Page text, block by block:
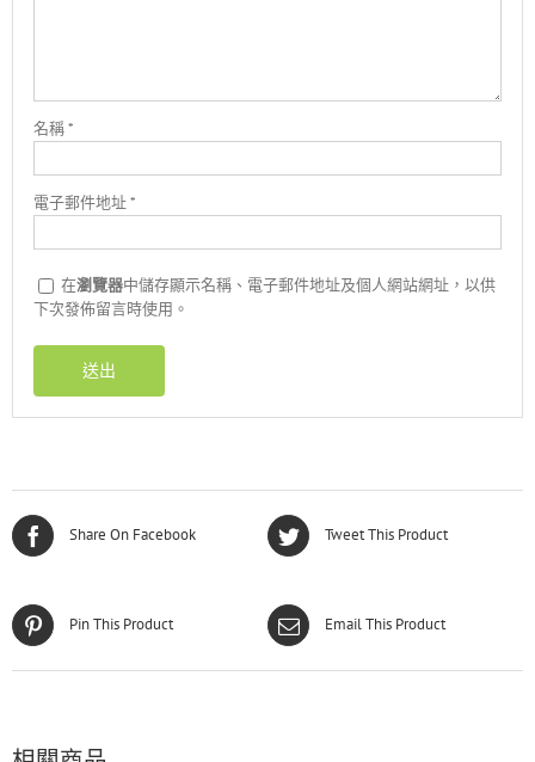
名稱*
電子郵件地址*
在瀏覽器中儲存顯示名稱、電子郵件地址及個人網站網址，以供
下次發佈留言時使用。
Share On Facebook Tweet This Product
Pin This Product Email This Product